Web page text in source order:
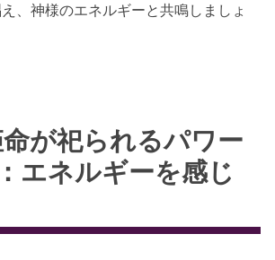
、神様のエネルギーと共鳴しましょ
が祀られるパワー
エネルギーを感じ